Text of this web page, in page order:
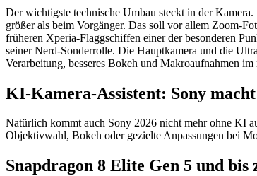
Der wichtigste technische Umbau steckt in der
größer als beim Vorgänger. Das soll vor allem Zoom-
früheren Xperia-Flaggschiffen einer der besonderen
seiner Nerd-Sonderrolle. Die Hauptkamera und die
Verarbeitung, besseres Bokeh und Makroaufnahmen
KI-Kamera-Assistent: Sony
Natürlich kommt auch Sony 2026 nicht mehr ohne KI
Objektivwahl, Bokeh oder gezielte Anpassungen bei
Snapdragon 8 Elite Gen 5 und bis